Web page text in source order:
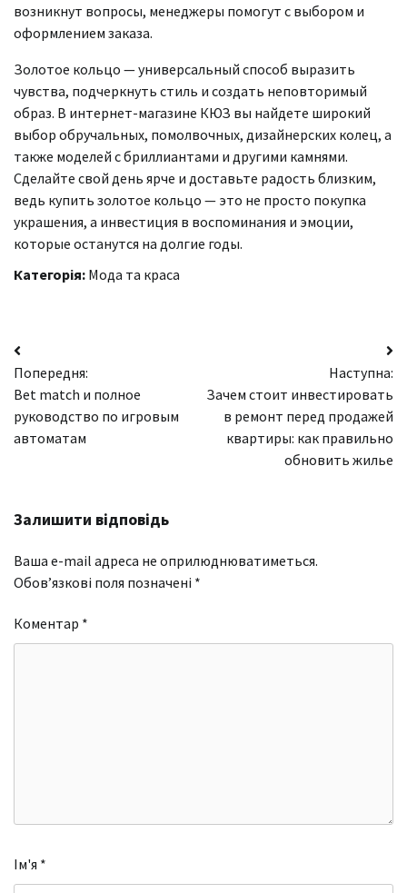
возникнут вопросы, менеджеры помогут с выбором и
оформлением заказа.
Золотое кольцо — универсальный способ выразить
чувства, подчеркнуть стиль и создать неповторимый
образ. В интернет-магазине КЮЗ вы найдете широкий
выбор обручальных, помолвочных, дизайнерских колец, а
также моделей с бриллиантами и другими камнями.
Сделайте свой день ярче и доставьте радость близким,
ведь купить золотое кольцо — это не просто покупка
украшения, а инвестиция в воспоминания и эмоции,
которые останутся на долгие годы.
Категорія: Мода та краса
Навігація
записів
Попередня:
Bet match и полное
руководство по игровым
автоматам
Наступна:
Зачем стоит инвестировать
в ремонт перед продажей
квартиры: как правильно
обновить жилье
Залишити відповідь
Ваша e-mail адреса не оприлюднюватиметься.
Обов’язкові поля позначені *
Коментар *
Ім'я *